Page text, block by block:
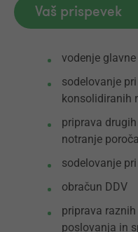
Vaš prispevek
vodenje
sodelovanje
konsolidiranih
priprava
notranje
sodelovanje
obračun DDV
priprava
poslovanja in